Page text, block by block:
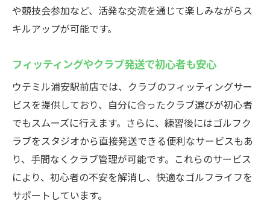
や競技会参加など、活発な交流を通じて楽しみながらス
キルアップが可能です。
フィッティングやクラブ発送で初心者も安心
ウテミル浦安駅前店では、クラブのフィッティングサー
ビスを提供しており、自分に合ったクラブ選びが初心者
でもスムーズに行えます。さらに、練習後にはゴルフク
ラブをスタジオから直接発送できる便利なサービスもあ
り、手間なくクラブ管理が可能です。これらのサービス
により、初心者の不安を解消し、快適なゴルフライフを
サポートしています。